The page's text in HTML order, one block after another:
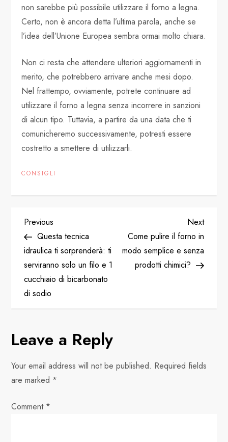
non sarebbe più possibile utilizzare il forno a legna.
Certo, non è ancora detta l’ultima parola, anche se
l’idea dell’Unione Europea sembra ormai molto chiara.
Non ci resta che attendere ulteriori aggiornamenti in
merito, che potrebbero arrivare anche mesi dopo.
Nel frattempo, ovviamente, potrete continuare ad
utilizzare il forno a legna senza incorrere in sanzioni
di alcun tipo. Tuttavia, a partire da una data che ti
comunicheremo successivamente, potresti essere
costretto a smettere di utilizzarli.
CONSIGLI
P
o
s
t
a
v
Previous
Post
Previous
Questa tecnica
idraulica ti sorprenderà: ti
serviranno solo un filo e 1
cucchiaio di bicarbonato
di sodio
Next
Post
Next
Come pulire il forno in
modo semplice e senza
prodotti chimici?
Leave a Reply
Your email address will not be published. Required fields
are marked *
Comment *